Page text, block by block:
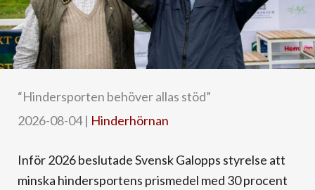
“Hindersporten behöver allas stöd”
2026-08-04| Hinderhörnan
Inför 2026 beslutade Svensk Galopps styrelse att
minska hindersportens prismedel med 30 procent